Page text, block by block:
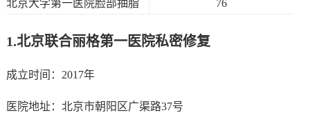
北京大学第一医院脸部抽脂 76
1.北京联合丽格第一医院私密修复
成立时间：2017年
医院地址：北京市朝阳区广渠路37号